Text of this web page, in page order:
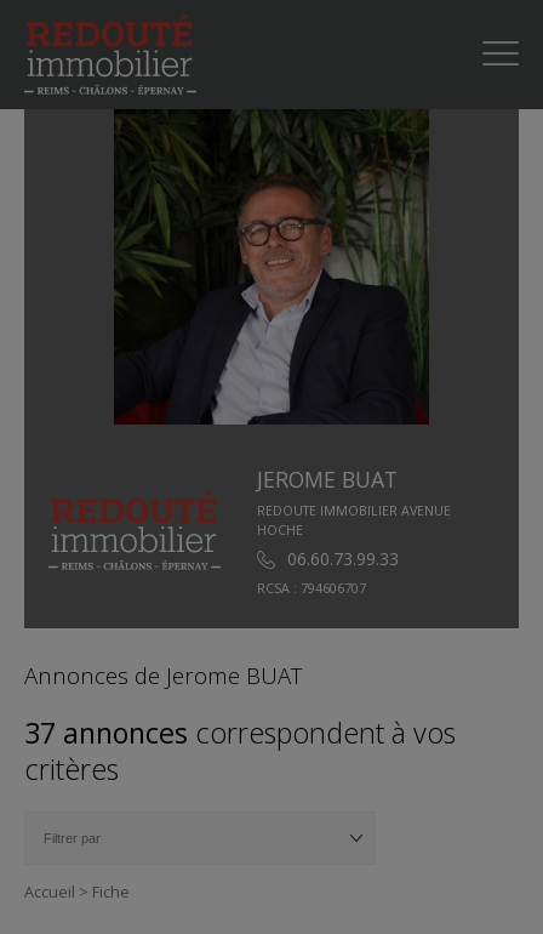
JEROME BUAT
REDOUTE IMMOBILIER AVENUE
HOCHE
06.60.73.99.33
RCSA : 794606707
Annonces de Jerome BUAT
37 annonces correspondent à vos
critères
Accueil > Fiche